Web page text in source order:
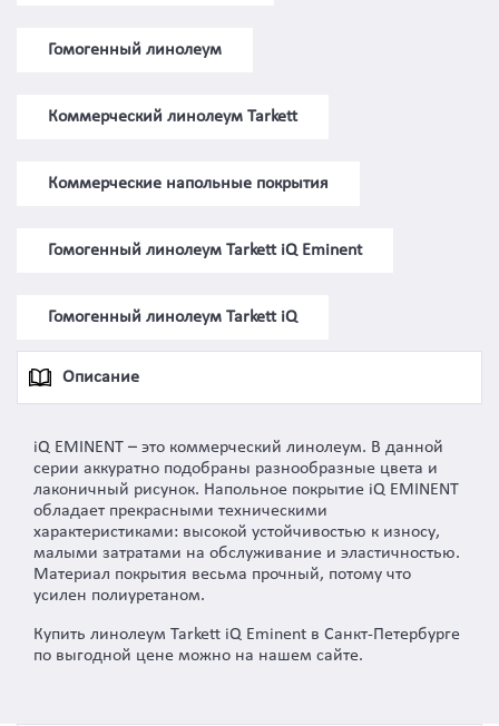
Гомогенный линолеум
Коммерческий линолеум Tarkett
Коммерческие напольные покрытия
Гомогенный линолеум Tarkett iQ Eminent
Гомогенный линолеум Tarkett iQ
Описание
iQ EMINENT – это коммерческий линолеум. В данной
серии аккуратно подобраны разнообразные цвета и
лаконичный рисунок. Напольное покрытие iQ EMINENT
обладает прекрасными техническими
характеристиками: высокой устойчивостью к износу,
малыми затратами на обслуживание и эластичностью.
Материал покрытия весьма прочный, потому что
усилен полиуретаном.
Купить линолеум Tarkett iQ Eminent в Санкт-Петербурге
по выгодной цене можно на нашем сайте.